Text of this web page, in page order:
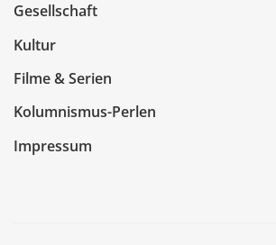
Gesellschaft
Kultur
Filme & Serien
Kolumnismus-Perlen
Impressum